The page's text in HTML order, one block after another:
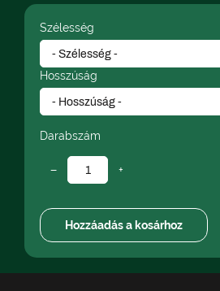
Szélesség
Hosszúság
Darabszám
− +